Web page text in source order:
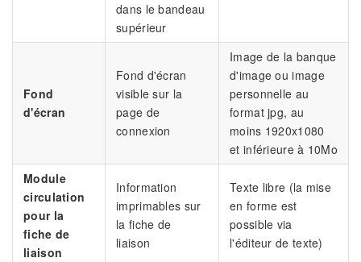
dans le bandeau
supérieur
Fond
d'écran
Fond d'écran
visible sur la
page de
connexion
Image de la banque
d'image ou image
personnelle au
format jpg, au
moins 1920x1080
et inférieure à 10Mo
Module
circulation
pour la
fiche de
liaison
Information
imprimables sur
la fiche de
liaison
Texte libre (la mise
en forme est
possible via
l'éditeur de texte)